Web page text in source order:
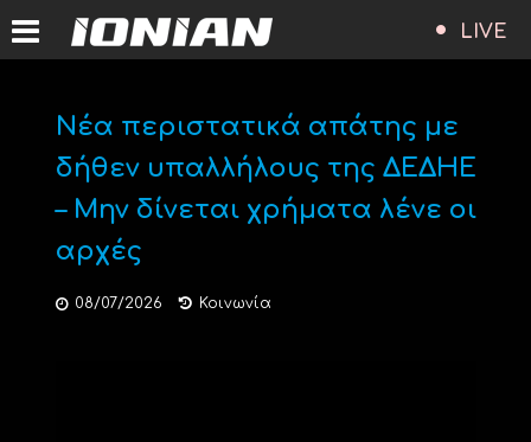
LIVE
Νέα περιστατικά απάτης με
δήθεν υπαλλήλους της ΔΕΔΗΕ
– Μην δίνεται χρήματα λένε οι
αρχές
08/07/2026 Κοινωνία